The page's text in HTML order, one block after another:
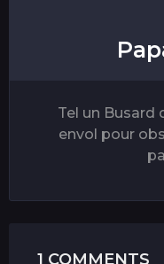
Tel un Busard
envol pour
1 COMMENTS